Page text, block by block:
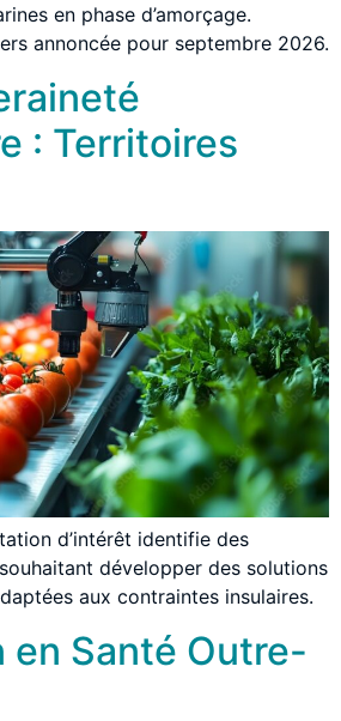
en phase d’amorçage.
annoncée pour septembre 2026.
: Territoires
d’intérêt identifie des
développer des solutions
aux contraintes insulaires.
en Santé Outre-